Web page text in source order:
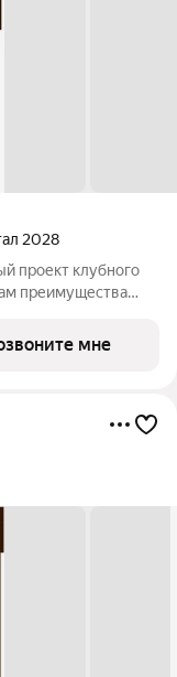
2028
преимущества
и
мне